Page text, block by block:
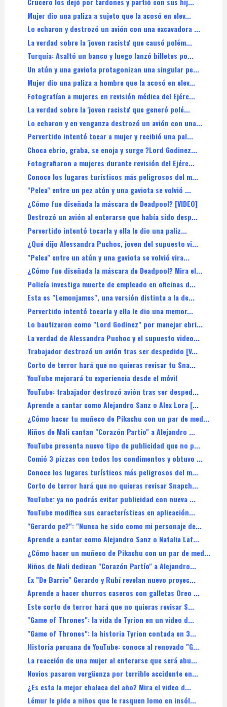
Mujer dio una paliza a sujeto que la acosó en elev...
Lo echaron y destrozó un avión con una excavadora ...
La verdad sobre la 'joven racista' que causó polém...
Turquía: Asaltó un banco y luego lanzó billetes po...
Un atún y una gaviota protagonizan una singular pe...
Mujer dio una paliza a hombre que la acosó en elev...
Fotografían a mujeres en revisión médica del Ejérc...
La verdad sobre la 'joven racista' que generó polé...
Lo echaron y en venganza destrozó un avión con una...
Pervertido intentó tocar a mujer y recibió una pal...
Choca ebrio, graba, se enoja y surge ?Lord Godinez...
Fotografiaron a mujeres durante revisión del Ejérc...
Conoce los lugares turísticos más peligrosos del m...
"Pelea" entre un pez atún y una gaviota se volvió ...
¿Cómo fue diseñada la máscara de Deadpool? [VIDEO]
Destrozó un avión al enterarse que había sido desp...
Pervertido intentó tocarla y ella le dio una paliz...
¿Qué dijo Alessandra Puchoc, joven del supuesto vi...
"Pelea" entre un atún y una gaviota se volvió vira...
¿Cómo fue diseñada la máscara de Deadpool? Mira el...
Policía investiga muerte de empleado en oficinas d...
Esta es "Lemonjames", una versión distinta a la de...
Pervertido intentó tocarla y ella le dio una memor...
Lo bautizaron como "Lord Godinez" por manejar ebri...
La verdad de Alessandra Puchoc y el supuesto video...
Trabajador destrozó un avión tras ser despedido [V...
Corto de terror hará que no quieras revisar tu Sna...
YouTube mejorará tu experiencia desde el móvil
YouTube: trabajador destrozó avión tras ser desped...
Aprende a cantar como Alejandro Sanz o Alex Lora [...
¿Cómo hacer tu muñeco de Pikachu con un par de med...
Niños de Mali cantan "Corazón Partío" a Alejandro ...
YouTube presenta nuevo tipo de publicidad que no p...
Comió 3 pizzas con todos los condimentos y obtuvo ...
Conoce los lugares turísticos más peligrosos del m...
Corto de terror hará que no quieras revisar Snapch...
YouTube: ya no podrás evitar publicidad con nueva ...
YouTube modifica sus características en aplicación...
"Gerardo pe?": "Nunca he sido como mi personaje de...
Aprende a cantar como Alejandro Sanz o Natalia Laf...
¿Cómo hacer un muñeco de Pikachu con un par de med...
Niños de Mali dedican "Corazón Partío" a Alejandro...
Ex "De Barrio" Gerardo y Rubí revelan nuevo proyec...
Aprende a hacer churros caseros con galletas Oreo ...
Este corto de terror hará que no quieras revisar S...
"Game of Thrones": la vida de Tyrion en un video d...
"Game of Thrones": la historia Tyrion contada en 3...
Historia peruana de YouTube: conoce al renovado "G...
La reacción de una mujer al enterarse que será abu...
Novios pasaron vergüenza por terrible accidente en...
¿Es esta la mejor chalaca del año? Mira el video d...
Lémur le pide a niños que le rasquen lomo en insól...